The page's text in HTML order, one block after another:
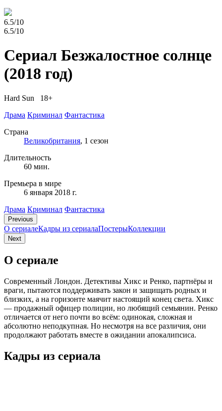
6.5/10
6.5/10
Сериал Безжалостное солнце
(2018 год)
Hard Sun 18+
Драма Криминал Фантастика
Страна
Великобритания, 1 сезон
Длительность
60 мин.
Премьера в мире
6 января 2018 г.
Драма Криминал Фантастика
Previous
О сериалеКадры из сериалaПостерыКоллекции
Next
О сериале
Современный Лондон. Детективы Хикс и Ренко, партнёры и
враги, пытаются поддерживать закон и защищать родных и
близких, а на горизонте маячит настоящий конец света. Хикс
— продажный офицер полиции, но любящий семьянин. Ренко
отличается от него почти во всём: одинокая, сложная и
абсолютно неподкупная. Но несмотря на все различия, они
продолжают работать вместе в ожидании апокалипсиса.
Кадры из сериалa